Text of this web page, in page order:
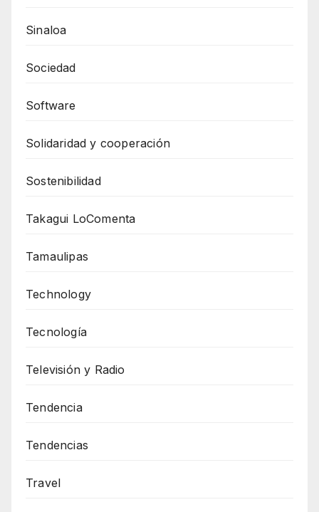
Sinaloa
Sociedad
Software
Solidaridad y cooperación
Sostenibilidad
Takagui LoComenta
Tamaulipas
Technology
Tecnología
Televisión y Radio
Tendencia
Tendencias
Travel